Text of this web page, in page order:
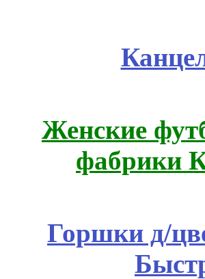
Женские
фабрики
Горшки д/